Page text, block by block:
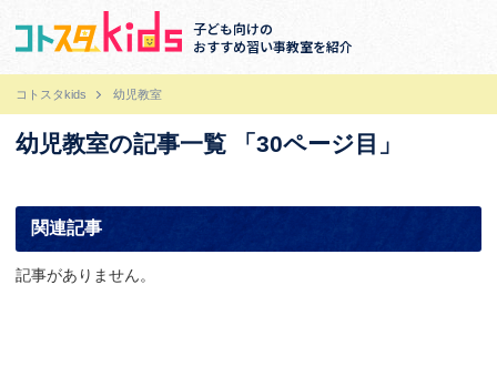
子ども向けの
おすすめ習い事教室を紹介
コトスタkids 幼児教室
幼児教室の記事一覧 「30ページ目」
関連記事
記事がありません。